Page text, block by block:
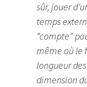
sûr, jouer
temps
“compte”
même où le
longueur
dimension